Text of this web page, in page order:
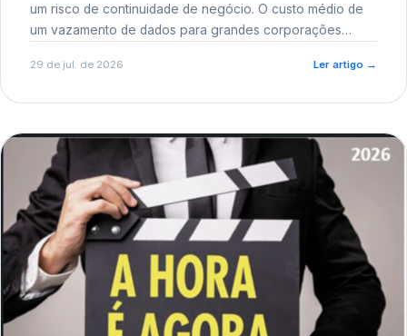
um risco de continuidade de negócio. O custo médio de
um vazamento de dados para grandes corporações
reputacional e o risco regulatório junto a órgãos como a
29 de jul. de 2026 Ler artigo →